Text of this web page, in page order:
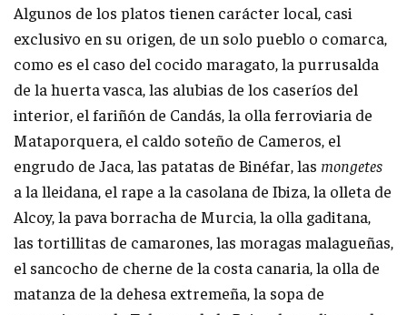
Algunos de los platos tienen carácter local, casi
exclusivo en su origen, de un solo pueblo o comarca,
como es el caso del cocido maragato, la purrusalda
de la huerta vasca, las alubias de los caseríos del
interior, el fariñón de Candás, la olla ferroviaria de
Mataporquera, el caldo soteño de Cameros, el
engrudo de Jaca, las patatas de Binéfar, las mongetes
a la lleidana, el rape a la casolana de Ibiza, la olleta de
Alcoy, la pava borracha de Murcia, la olla gaditana,
las tortillitas de camarones, las moragas malagueñas,
el sancocho de cherne de la costa canaria, la olla de
matanza de la dehesa extremeña, la sopa de